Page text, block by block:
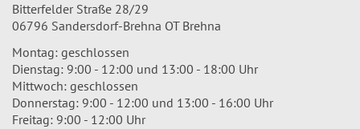
Bitterfelder Straße 28/29
06796 Sandersdorf-Brehna OT Brehna
Montag: geschlossen
Dienstag: 9:00 - 12:00 und 13:00 - 18:00 Uhr
Mittwoch: geschlossen
Donnerstag: 9:00 - 12:00 und 13:00 - 16:00 Uhr
Freitag: 9:00 - 12:00 Uhr